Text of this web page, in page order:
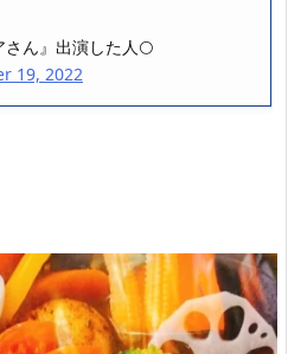
ん』出演した人🌕
19, 2022